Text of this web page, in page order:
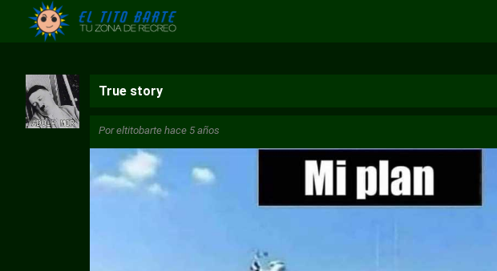
True story
Poreltitobartehace 5 años